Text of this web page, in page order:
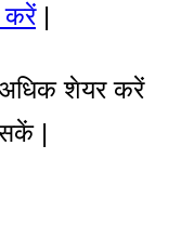
करें|
शेयर करें
|